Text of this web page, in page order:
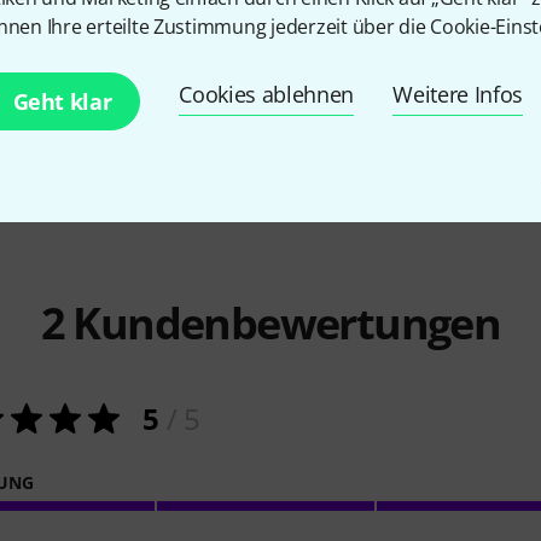
Ihre erteilte Zustimmung jederzeit über die Cookie-
Geht klar Cookies ablehnen Weitere Infos
MKII
LehleP-Split III
125 CHF
BossBT-
2Kundenbewertungen
5